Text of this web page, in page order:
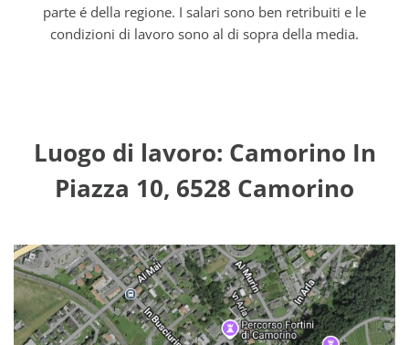
parte é della regione. I salari sono ben retribuiti e le
condizioni di lavoro sono al di sopra della media.
Luogo di lavoro: Camorino In
Piazza 10, 6528 Camorino